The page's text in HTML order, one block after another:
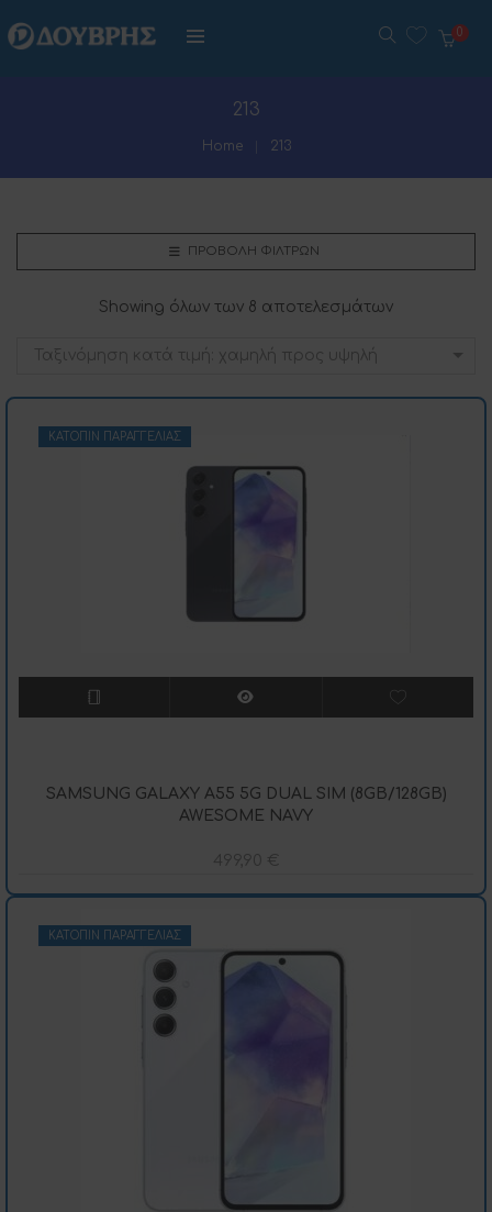
213
Home 213
ΠΡΟΒΟΛΉ ΦΊΛΤΡΩΝ
Showing όλων των 8 αποτελεσμάτων
Ταξινόμηση κατά τιμή: χαμηλή προς υψηλή
ΚΑΤΌΠΙΝ ΠΑΡΑΓΓΕΛΊΑΣ
SAMSUNG GALAXY A55 5G DUAL SIM (8GB/128GB)
AWESOME NAVY
499,90 €
ΚΑΤΌΠΙΝ ΠΑΡΑΓΓΕΛΊΑΣ